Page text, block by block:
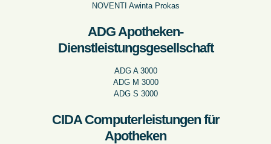
NOVENTI Awinta Prokas
ADG Apotheken-
Dienstleistungsgesellschaft
ADG A 3000
ADG M 3000
ADG S 3000
CIDA Computerleistungen für
Apotheken